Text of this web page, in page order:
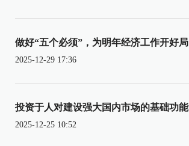
做好“五个必须”，为明年经济工作开好局
2025-12-29 17:36
投资于人对建设强大国内市场的基础功能
2025-12-25 10:52